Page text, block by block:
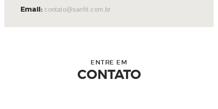
Email: contato@sanfit.com.br
ENTRE EM
CONTATO